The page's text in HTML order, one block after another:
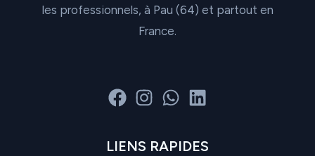
t
les professionnels, à Pau (64) et partout en
France.
LIENS RAPIDES